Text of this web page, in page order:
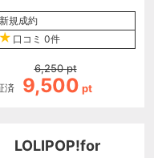
新規成約
口コミ 0件
済
6,250 pt
9,500 pt
LOLIPOP!for